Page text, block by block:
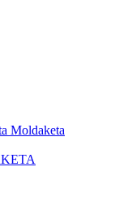
Moldaketa